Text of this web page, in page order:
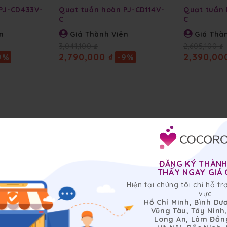
ĐĂNG KÝ
THẤY NGAY GIÁ
Hiện tại chúng tôi chỉ hỗ
vực
Hồ Chí Minh, Bình
Vũng Tàu, Tây
Long An, Lâm
CD433V-
Quạt tuần hoàn PJ-CD114V-
C
Giá Thành Viên
2,790,000 ₫ -9%
Quạt tuần
C
Giá